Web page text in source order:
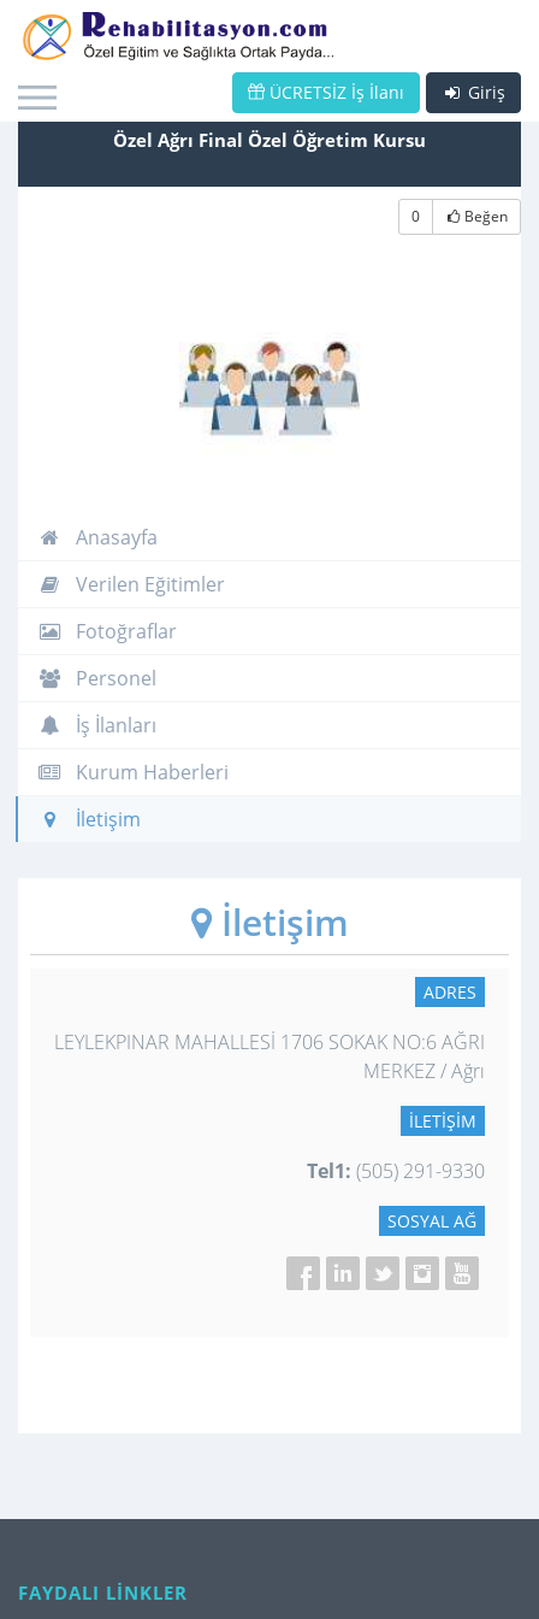
Giriş
ÜCRETSİZ İş İlanı
Özel Ağrı Final Özel Öğretim Kursu
0 Beğen
Anasayfa
Verilen Eğitimler
Fotoğraflar
Personel
İş İlanları
Kurum Haberleri
İletişim
İletişim
ADRES
LEYLEKPINAR MAHALLESİ 1706 SOKAK NO:6 AĞRI
MERKEZ / Ağrı
İLETIŞIM
Tel1: (505) 291-9330
SOSYAL AĞ
FAYDALI LİNKLER